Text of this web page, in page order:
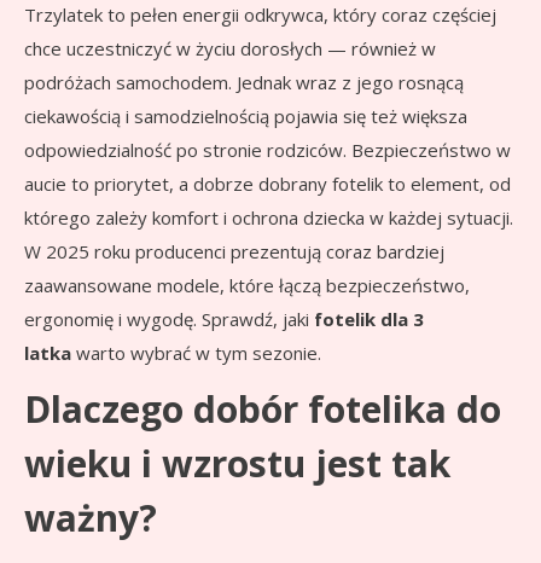
Trzylatek to pełen energii odkrywca, który coraz częściej
chce uczestniczyć w życiu dorosłych — również w
podróżach samochodem. Jednak wraz z jego rosnącą
ciekawością i samodzielnością pojawia się też większa
odpowiedzialność po stronie rodziców. Bezpieczeństwo w
aucie to priorytet, a dobrze dobrany fotelik to element, od
którego zależy komfort i ochrona dziecka w każdej sytuacji.
W 2025 roku producenci prezentują coraz bardziej
zaawansowane modele, które łączą bezpieczeństwo,
ergonomię i wygodę. Sprawdź, jaki fotelik dla 3
latka warto wybrać w tym sezonie.
Dlaczego dobór fotelika do
wieku i wzrostu jest tak
ważny?